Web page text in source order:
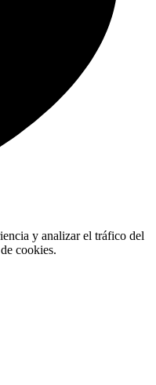
y analizar el tráfico del
cookies.